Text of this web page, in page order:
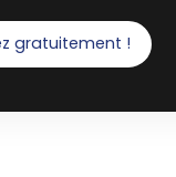
gratuitement !